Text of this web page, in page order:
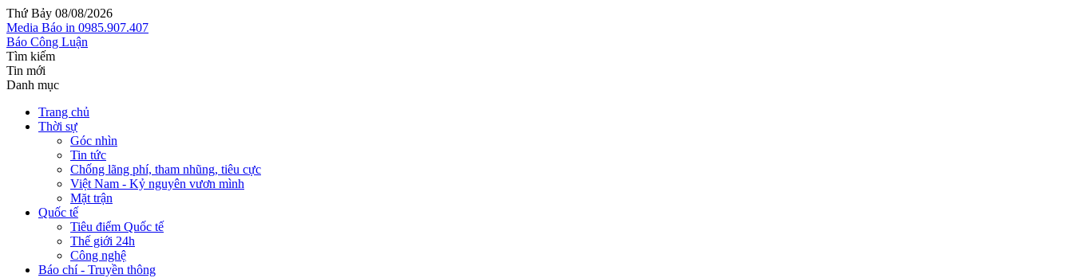
Thứ Bảy 08/08/2026
Media Báo in 0985.907.407
Báo Công Luận
Tìm kiếm
Tin mới
Danh mục
Trang chủ
Thời sự
Góc nhìn
Tin tức
Chống lãng phí, tham nhũng, tiêu cực
Việt Nam - Kỷ nguyên vươn mình
Mặt trận
Quốc tế
Tiêu điểm Quốc tế
Thế giới 24h
Công nghệ
Báo chí - Truyền thông